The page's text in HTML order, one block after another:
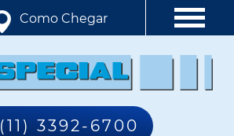
Como Chegar
(11) 3392-6700